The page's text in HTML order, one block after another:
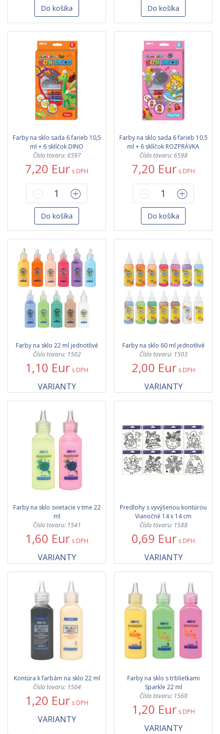
Do košíka Do košíka
Farby na sklo sada 6 farieb 10,5
ml + 6 sklíčok DINO
Číslo tovaru: 6597
7,20 Eur s DPH
Do košíka
Farby na sklo sada 6 farieb 10,5
ml + 6 sklíčok ROZPRÁVKA
Číslo tovaru: 6598
7,20 Eur s DPH
Do košíka
Farby na sklo 22 ml jednotlivé
Číslo tovaru: 1502
1,10 Eur s DPH
VARIANTY
Farby na sklo 60 ml jednotlivé
Číslo tovaru: 1503
2,00 Eur s DPH
VARIANTY
Farby na sklo svietacie v tme 22
ml
Číslo tovaru: 1541
1,60 Eur s DPH
VARIANTY
Predlohy s vyvýšenou kontúrou
Vianočné 14 x 14 cm
Číslo tovaru: 1588
0,69 Eur s DPH
VARIANTY
Kontúra k farbám na sklo 22 ml
Číslo tovaru: 1504
1,20 Eur s DPH
VARIANTY
Farby na sklo s trblietkami
Sparkle 22 ml
Číslo tovaru: 1560
1,20 Eur s DPH
VARIANTY